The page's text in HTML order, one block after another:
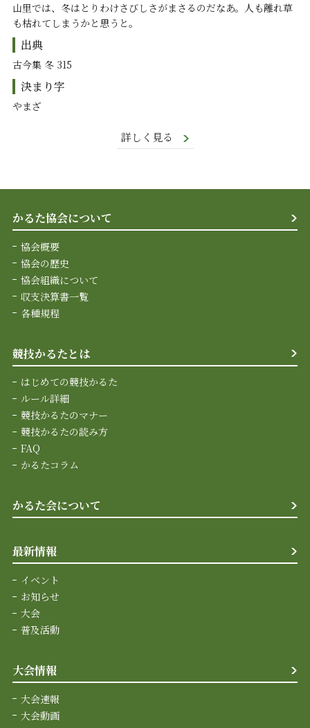
山里では、冬はとりわけさびしさがまさるのだなあ。人も離れ草
も枯れてしまうかと思うと。
出典
古今集 冬 315
決まり字
やまざ
詳しく見る
かるた協会について
協会概要
協会の歴史
協会組織について
収支決算書一覧
各種規程
競技かるたとは
はじめての競技かるた
ルール詳細
競技かるたのマナー
競技かるたの読み方
FAQ
かるたコラム
かるた会について
最新情報
イベント
お知らせ
大会
普及活動
大会情報
大会速報
大会動画